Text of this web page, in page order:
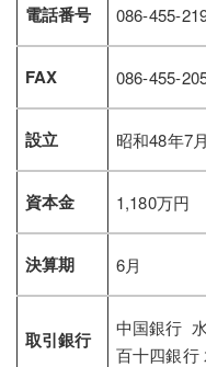
電話番号 086-455-
FAX 086-455-
設立 昭和48年7月
資本金 1,180万円
決算期 6月
取引銀行
中国銀行
百十四銀行